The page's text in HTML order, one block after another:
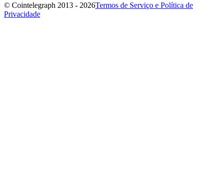
© Cointelegraph 2013 - 2026Termos de Serviço e Política de
Privacidade